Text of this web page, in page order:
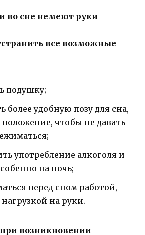
во сне немеют руки
все возможные
подушку;
более удобную позу для сна,
положение, чтобы не давать
употребление алкоголя и
на ночь;
перед сном работой,
на руки.
возникновении